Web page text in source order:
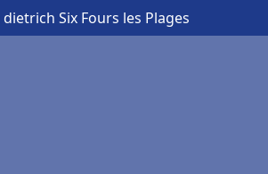
Six Fours les Plages